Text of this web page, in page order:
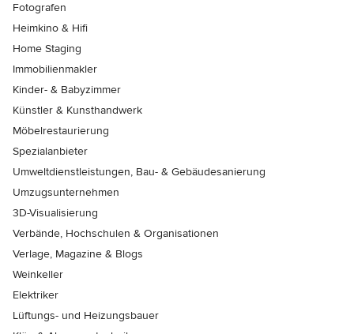
Fotografen
Heimkino & Hifi
Home Staging
Immobilienmakler
Kinder- & Babyzimmer
Künstler & Kunsthandwerk
Möbelrestaurierung
Spezialanbieter
Umweltdienstleistungen, Bau- & Gebäudesanierung
Umzugsunternehmen
3D-Visualisierung
Verbände, Hochschulen & Organisationen
Verlage, Magazine & Blogs
Weinkeller
Elektriker
Lüftungs- und Heizungsbauer